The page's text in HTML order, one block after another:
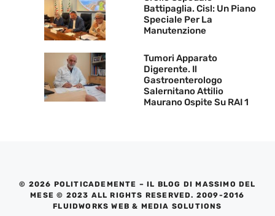
Battipaglia. Cisl: Un Piano
Speciale Per La
Manutenzione
Tumori Apparato
Digerente. Il
Gastroenterologo
Salernitano Attilio
Maurano Ospite Su RAI 1
© 2026 POLITICADEMENTE – IL BLOG DI MASSIMO DEL
MESE © 2023 ALL RIGHTS RESERVED. 2009-2016
FLUIDWORKS WEB & MEDIA SOLUTIONS